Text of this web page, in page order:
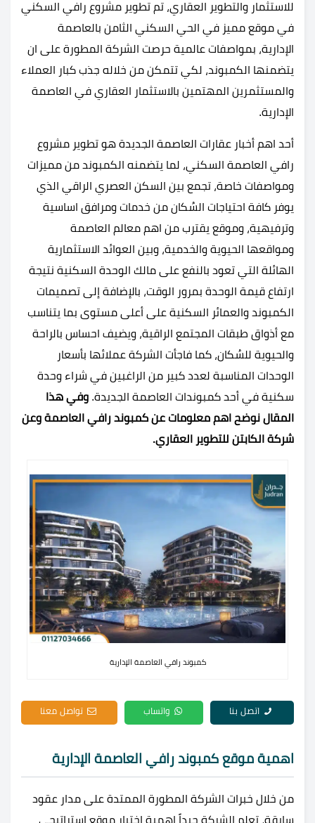
للاستثمار والتطوير العقاري، تم تطوير مشروع رافي السكني
في موقع مميز في الحي السكني الثامن بالعاصمة
الإدارية، بمواصفات عالمية حرصت الشركة المطورة على ان
يتضمنها الكمبوند، لكي تتمكن من خلاله جذب كبار العملاء
والمستثمرين المهتمين بالاستثمار العقاري في العاصمة
الإدارية.
أحد اهم أخبار عقارات العاصمة الجديدة هو تطوير مشروع
رافي العاصمة السكني، لما يتضمنه الكمبوند من مميزات
ومواصفات خاصة، تجمع بين السكن العصري الراقي الذي
يوفر كافة احتياجات السُكان من خدمات ومرافق اساسية
وترفيهية، وموقع يقترب من اهم معالم العاصمة
ومواقعها الحيوية والخدمية، وبين العوائد الاستثمارية
الهائلة التي تعود بالنفع على مالك الوحدة السكنية نتيجة
ارتفاع قيمة الوحدة بمرور الوقت، بالإضافة إلى تصميمات
الكمبوند والعمائر السكنية على أعلى مستوى بما يتناسب
مع أذواق طبقات المجتمع الراقية، ويضيف احساس بالراحة
والحيوية للسُكان، كما فاجأت الشركة عملائها بأسعار
الوحدات المناسبة لعدد كبير من الراغبين في شراء وحدة
سكنية في أحد كمبوندات العاصمة الجديدة. وفي هذا
المقال نوضح اهم معلومات عن كمبوند رافي العاصمة وعن
شركة الكابتن للتطوير العقاري.
كمبوند رافي العاصمة الإدارية
اتصل بنا واتساب تواصل معنا
اهمية موقع كمبوند رافي العاصمة الإدارية
من خلال خبرات الشركة المطورة الممتدة على مدار عقود
سابقة، تعلم الشركة جيداً اهمية اختيار موقع استراتيجي